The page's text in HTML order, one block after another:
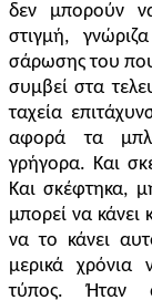
δεν μπορούν
στιγμή,γνώριζα
σάρωσηςτου
συμβεί στα
ταχεία
αφορά τα
γρήγορα. Και
Και σκέφτηκα,
μπορεί να κάνει
να το κάνει
μερικά χρόνια
τύπος. Ήταν